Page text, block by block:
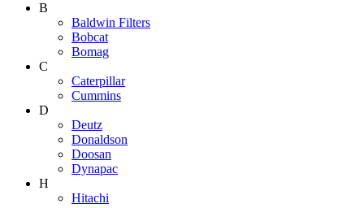
B
Baldwin Filters
Bobcat
Bomag
C
Caterpillar
Cummins
D
Deutz
Donaldson
Doosan
Dynapac
H
Hitachi